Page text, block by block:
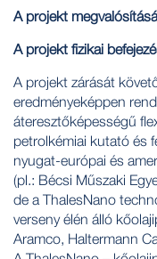
A projekt
A projekt fizikai
A projekt zárását
eredményeképpen
áteresztőképességű
petrolkémiai kutató és
nyugat-európai és
(pl.: Bécsi Műszaki
de a ThalesNano
verseny élén álló
Aramco, Haltermann